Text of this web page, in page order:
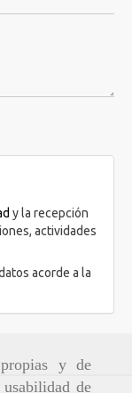
y de
de
y la recepción
actividades
acorde a la